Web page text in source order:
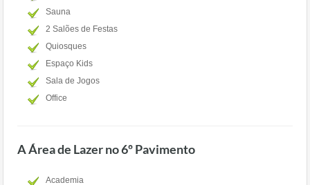
Sauna
2 Salões de Festas
Quiosques
Espaço Kids
Sala de Jogos
Office
A Área de Lazer no 6º Pavimento
Academia